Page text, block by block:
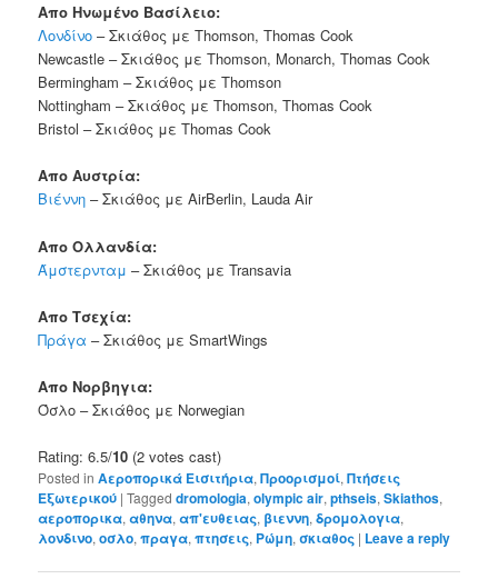
Απο Ηνωμένο Βασίλειο:
Λονδίνο– Σκιάθος με Thomson, Thomas Cook
Newcastle – Σκιάθος με Thomson, Monarch, Thomas Cook
Bermingham – Σκιάθος με Thomson
Nottingham – Σκιάθος με Thomson, Thomas Cook
Bristol – Σκιάθος με Thomas Cook
Απο Αυστρία:
Βιέννη– Σκιάθος με AirBerlin, Lauda Air
Απο Ολλανδία:
Άμστερνταμ– Σκιάθος με Transavia
Απο Τσεχία:
Πράγα– Σκιάθος με SmartWings
Απο Νορβηγια:
Όσλο – Σκιάθος με Norwegian
Rating: 6.5/10 (2 votes cast)
Posted in Αεροπορικά Εισιτήρια,Προορισμοί,Πτήσεις
Εξωτερικού |Tagged dromologia,olympic air,pthseis,Skiathos,
αεροπορικα,αθηνα,απ'ευθειας, βιεννη,δρομολογια,
λονδινο,οσλο,πραγα,πτησεις, Ρώμη,σκιαθος | Leave a reply